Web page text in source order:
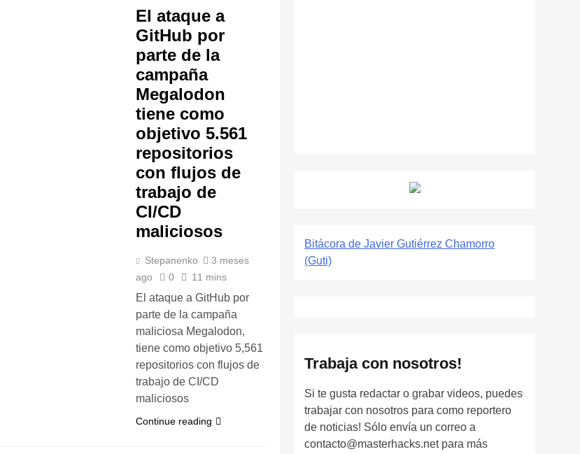
El ataque a
GitHub por
parte de la
campaña
Megalodon
tiene como
objetivo 5.561
repositorios
con flujos de
trabajo de
CI/CD
maliciosos
Stepanenko
3 meses
ago
0 11 mins
El ataque a GitHub por
parte de la campaña
maliciosa Megalodon,
tiene como objetivo 5,561
repositorios con flujos de
trabajo de CI/CD
maliciosos
Continue reading
Bitácora de Javier Gutiérrez Chamorro
(Guti)
Trabaja con nosotros!
Si te gusta redactar o grabar videos, puedes
trabajar con nosotros para como reportero
de noticias! Sólo envía un correo a
contacto@masterhacks.net para más